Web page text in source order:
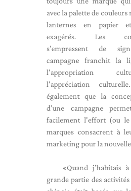
avec la palette de couleurs
lanternes en papier
exagérés. Les
s'empressent de
campagne franchit la
l'appropriation
l'appréciation
également que la
d'une campagne
facilement l'effort (ou
marques consacrent à
marketing pour la
«Quand j’habitais
grande partie des